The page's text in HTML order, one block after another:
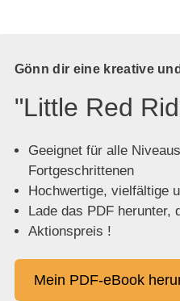
Gönn dir eine kreative
"Little Red
Geeignet für alle
Fortgeschrittenen
Hochwertige, vielfältige
Lade das PDF herunter,
Aktionspreis !
Mein PDF-eBook